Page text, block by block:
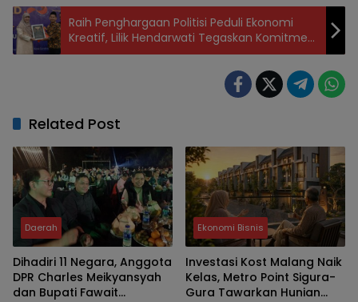
Raih Penghargaan Politisi Peduli Ekonomi
Kreatif, Lilik Hendarwati Tegaskan Komitmen
Dampingi UMKM Naik Kelas
Related Post
Daerah
Dihadiri 11 Negara, Anggota
DPR Charles Meikyansyah
dan Bupati Fawait
Ekonomi Bisnis
Investasi Kost Malang Naik
Kelas, Metro Point Sigura-
Gura Tawarkan Hunian